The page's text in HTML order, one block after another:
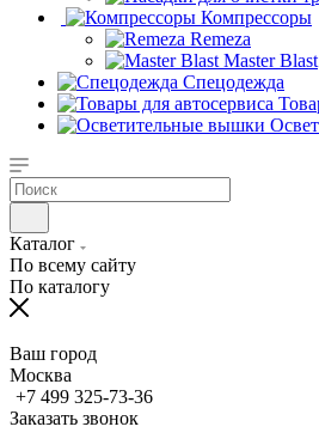
Компрессоры
Remeza
Master Blast
Спецодежда
Каталог
По всему сайту
По каталогу
Ваш город
Москва
+7 499 325-73-36
Заказать звонок